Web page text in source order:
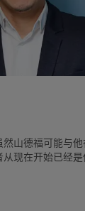
山德福可能与
现在开始已经是